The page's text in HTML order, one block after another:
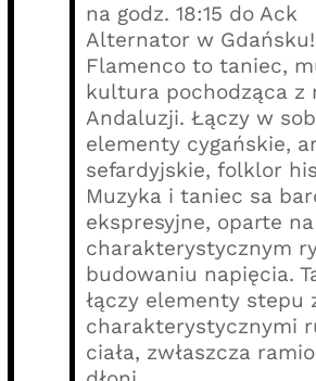
na godz. 18:15 do Ack
Alternator w Gdańsku!
Flamenco to taniec,
kultura pochodząca z
Andaluzji. Łączy w
elementy cygańskie,
sefardyjskie, folklor
Muzyka i taniec sa
ekspresyjne, oparte na
charakterystycznym
budowaniu napięcia.
łączy elementy stepu
charakterystycznymi
ciała, zwłaszcza